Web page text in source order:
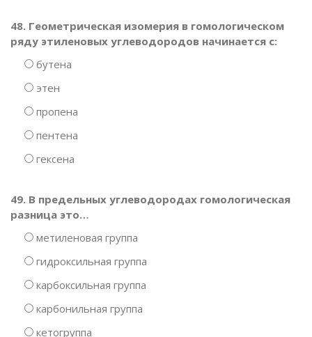
48. Геометрическая изомерия в гомологическом
ряду этиленовых углеводородов начинается с:
бутена
этен
пропена
пентена
гексена
49. В предельных углеводородах гомологическая
разница это…
метиленовая группа
гидроксильная группа
карбоксильная группа
карбонильная группа
кетогруппа